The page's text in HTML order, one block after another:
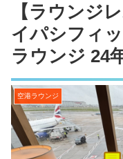
【ラウンジ
イパシフィ
ラウンジ 24
空港ラウンジ